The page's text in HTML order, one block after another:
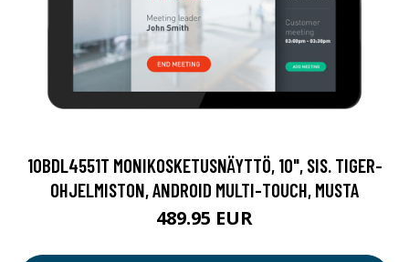
10BDL4551T MONIKOSKETUSNÄYTTÖ, 10", SIS. TIGER-
OHJELMISTON, ANDROID MULTI-TOUCH, MUSTA
489.95 EUR